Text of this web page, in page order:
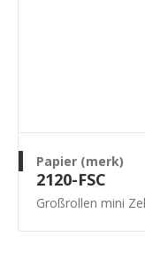
Papier (merk)
2120-FSC
Großrollen mini